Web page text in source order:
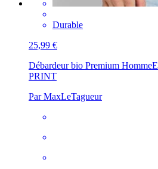
Durable
25,99 €
Débardeur bio Premium Homme
PRINT
Par MaxLeTagueur